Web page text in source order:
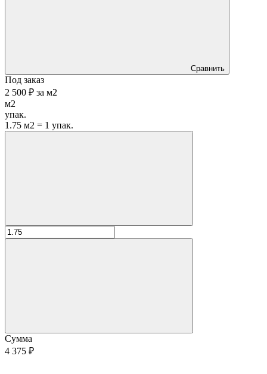
Сравнить
Под заказ
2 500 ₽ за м2
м2
упак.
1.75 м2 = 1 упак.
Сумма
4 375 ₽